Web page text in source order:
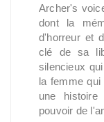
Archer's
dont la
d'horreur et
clé de sa
silencieux
la femme
une
pouvoir de